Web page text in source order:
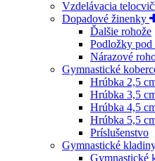
Vzdelávacia
Dopadové žinenky
Ďalšie rohože
Podložky pod
Nárazové
Gymnastické
Hrúbka 2,5
Hrúbka 3,5
Hrúbka 4,5
Hrúbka 5,5
Príslušenstvo
Gymnastické
Gymnastické